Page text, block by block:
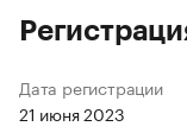
Дата регистрации
21 июня 2023